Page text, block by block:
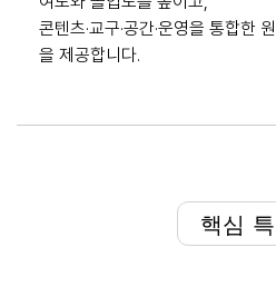
콘텐츠·교구·공간·운영을 통합한
을 제공합니다.
핵심